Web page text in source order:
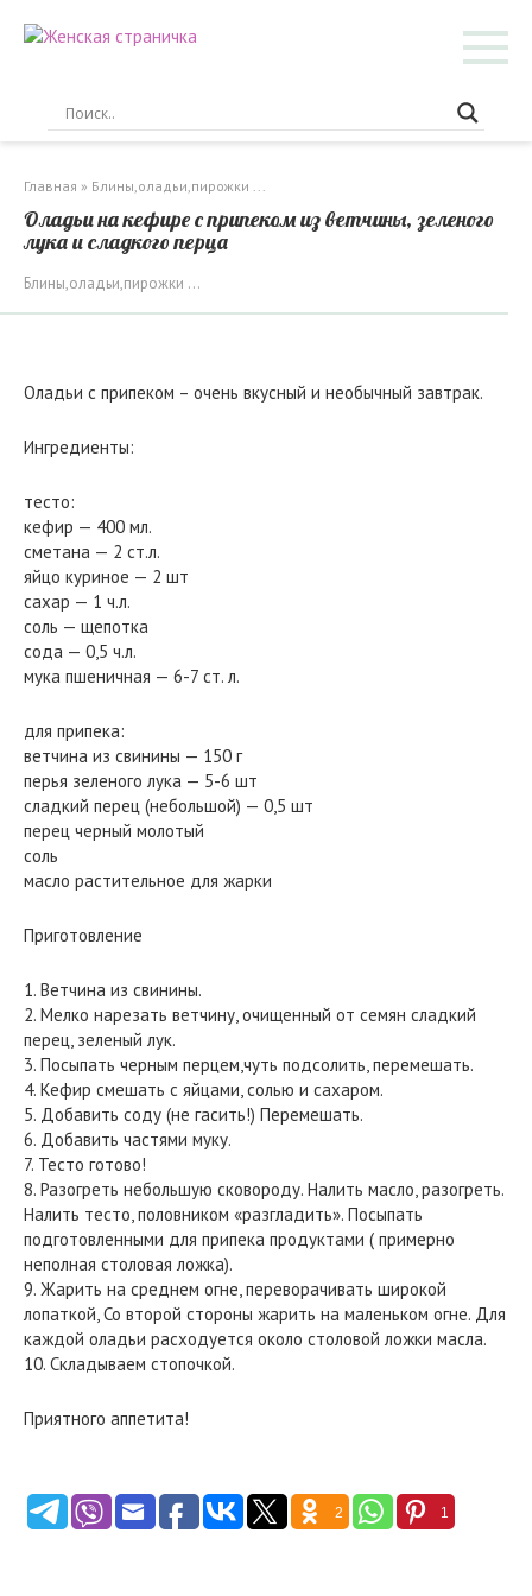
Главная » Блины,оладьи,пирожки ...
Оладьи на кефире с припеком из ветчины, зеленого
лука и сладкого перца
Блины,оладьи,пирожки ...
Оладьи с припеком – очень вкусный и необычный завтрак.
Ингредиенты:
тесто:
кефир — 400 мл.
сметана — 2 ст.л.
яйцо куриное — 2 шт
сахар — 1 ч.л.
соль — щепотка
сода — 0,5 ч.л.
мука пшеничная — 6-7 ст. л.
для припека:
ветчина из свинины — 150 г
перья зеленого лука — 5-6 шт
сладкий перец (небольшой) — 0,5 шт
перец черный молотый
соль
масло растительное для жарки
Приготовление
1. Ветчина из свинины.
2. Мелко нарезать ветчину, очищенный от семян сладкий
перец, зеленый лук.
3. Посыпать черным перцем,чуть подсолить, перемешать.
4. Кефир смешать с яйцами, солью и сахаром.
5. Добавить соду (не гасить!) Перемешать.
6. Добавить частями муку.
7. Тесто готово!
8. Разогреть небольшую сковороду. Налить масло, разогреть.
Налить тесто, половником «разгладить». Посыпать
подготовленными для припека продуктами ( примерно
неполная столовая ложка).
9. Жарить на среднем огне, переворачивать широкой
лопаткой, Со второй стороны жарить на маленьком огне. Для
каждой оладьи расходуется около столовой ложки масла.
10. Складываем стопочкой.
Приятного аппетита!
2 1